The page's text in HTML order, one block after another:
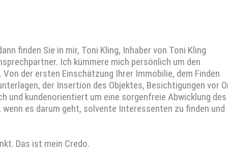
finden Sie in mir, Toni Kling, Inhaber von Toni Kling
Ich kümmere mich persönlich um den
der ersten Einschätzung Ihrer Immobilie, dem Finden
der Insertion des Objektes, Besichtigungen vor
und kundenorientiert um eine sorgenfreie Abwicklung des
es darum geht, solvente Interessenten zu finden und
Das ist mein Credo.